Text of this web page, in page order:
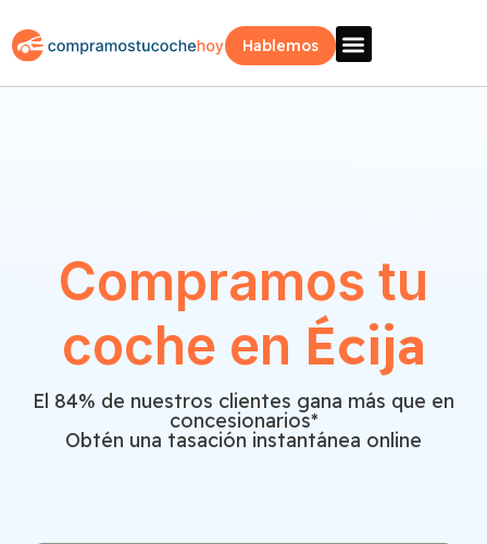
Hablemos
Compramos tu
coche en Écija
El 84% de nuestros clientes gana más que en
concesionarios*
Obtén una tasación instantánea online